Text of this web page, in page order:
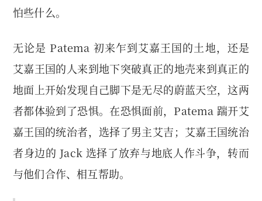
怕些什么。
无论是 Patema 初来乍到艾嘉王国的土地，还是
艾嘉王国的人来到地下突破真正的地壳来到真正的
地面上开始发现自己脚下是无尽的蔚蓝天空，这两
者都体验到了恐惧。在恐惧面前，Patema 踹开艾
嘉王国的统治者，选择了男主艾吉；艾嘉王国统治
者身边的 Jack 选择了放弃与地底人作斗争，转而
与他们合作、相互帮助。